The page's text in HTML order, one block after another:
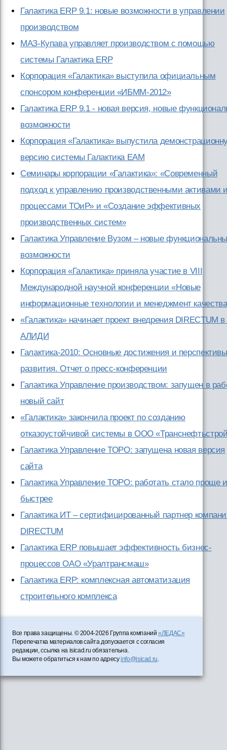
Галактика ERP 9.1: новые возможности в управлении
производством
МАЗ-Купава управляет производством с помощью
системы Галактика ERP
Корпорация «Галактика» выступила официальным
спонсором конференции «ИБММ-2012»
Галактика ERP 9.1 - новая версия, новые
возможности
Корпорация «Галактика» выпустила
версию системы Галактика ЕАМ
Семинары корпорации «Галактика»: «Современный
подход к управлению производственными активами
процессами ТОиР» и «Создание эффективных
производственных систем»
Галактика Управление Вузом – новые
возможности
Корпорация «Галактика» приняла участие в VIII
Международной научной конференции «Новые
информационные технологии и менеджмент
«Галактика» начинает проект внедрения DIRECTUM
АЛИДИ
Галактика-2010: Основные достижения и перспективы
развития. Отчет о пресс-конференции
Галактика Управление производством: запущен в
новый сайт
«Галактика» закончила проект по созданию
отказоустойчивой системы в ООО
Галактика Управление ТОРО: запущена новая версия
сайта
Галактика Управление ТОРО: работать стало проще и
быстрее
Галактика ИТ – сертифицированный партнер
DIRECTUM
Галактика ERP повышает эффективность бизнес-
процессов ОАО «Уралтрансмаш»
Галактика ERP: комплексная автоматизация
строительного комплекса
Все права защищены. © 2004-2026 Группа компаний«ЛЕДАС»
Перепечатка материалов сайта допускается с согласия
редакции, ссылка на isicad.ru обязательна.
Вы можете обратиться к нам по адресуinfo@isicad.ru.